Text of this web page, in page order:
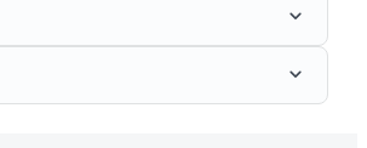
keyboard_arrow_down
keyboard_arrow_down